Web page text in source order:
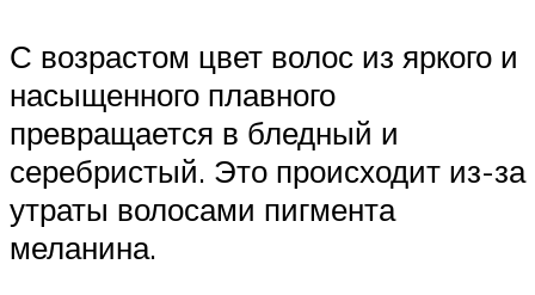
С возрастом цвет волос из яркого и
насыщенного плавного
превращается в бледный и
серебристый. Это происходит из-за
утраты волосами пигмента
меланина.